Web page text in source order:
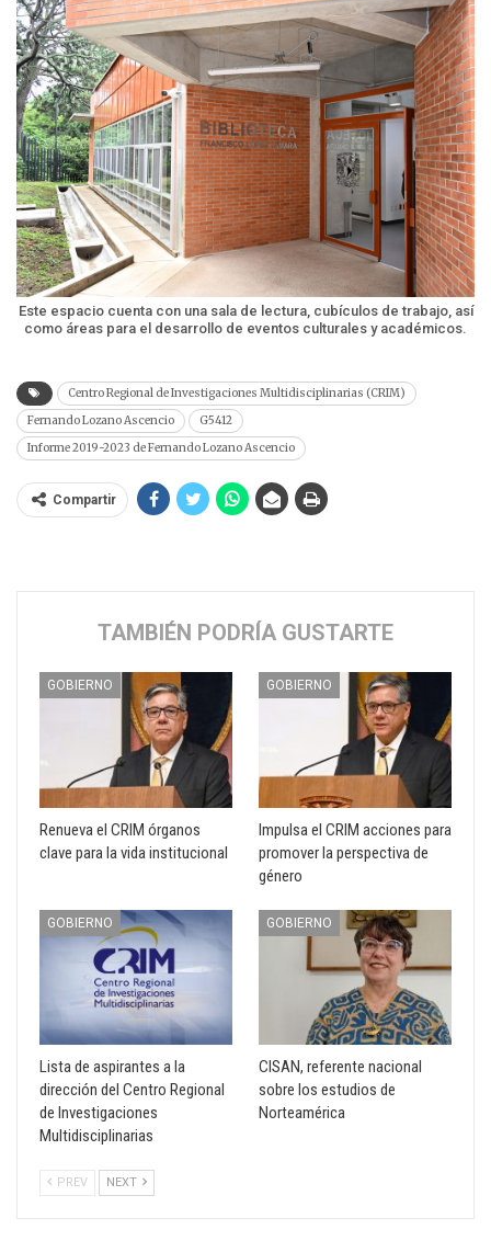
Este espacio cuenta con una sala de lectura, cubículos de trabajo, así
como áreas para el desarrollo de eventos culturales y académicos.
Centro Regional de Investigaciones Multidisciplinarias (CRIM)
Fernando Lozano Ascencio
G5412
Informe 2019-2023 de Fernando Lozano Ascencio
Compartir
TAMBIÉN PODRÍA GUSTARTE
GOBIERNO
Renueva el CRIM órganos
clave para la vida institucional
GOBIERNO
Impulsa el CRIM acciones para
promover la perspectiva de
género
GOBIERNO
Lista de aspirantes a la
dirección del Centro Regional
de Investigaciones
Multidisciplinarias
GOBIERNO
CISAN, referente nacional
sobre los estudios de
Norteamérica
PREV NEXT